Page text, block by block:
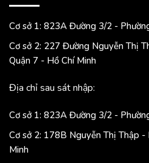
Cơ sở 1: 823A Đường 3/2 -
Cơ sở 2: 227 Đường Nguyễn Thị
Quận 7 - Hồ Chí Minh
Địa chỉ sau sát nhập:
Cơ sở 1: 823A Đường 3/2 -
Cơ sở 2: 178B Nguyễn Thị Thập -
Minh